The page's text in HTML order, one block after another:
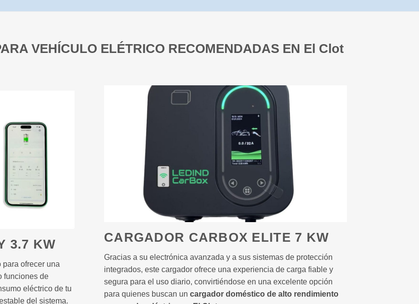
VEHÍCULO ELÉTRICO RECOMENDADAS EN El Clot
3.7 KW
ofrecer una
funciones de
eléctrico de tu
del sistema.
CARGADOR CARBOX ELITE 7 KW
Gracias a su electrónica avanzada y a sus sistemas de protección
integrados, este cargador ofrece una experiencia de carga fiable y
segura para el uso diario, convirtiéndose en una excelente opción
para quienes buscan un cargador doméstico de alto rendimiento